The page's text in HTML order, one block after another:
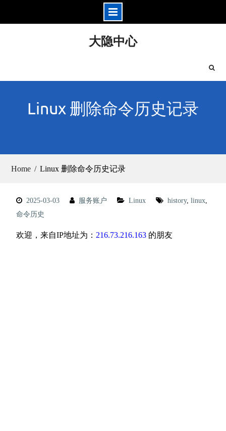
大隐中心
Linux 删除命令历史记录
Home Linux 删除命令历史记录
2025-03-03 服务账户 Linux history, linux,
命令历史
欢迎，来自IP地址为： 216.73.216.163的朋友